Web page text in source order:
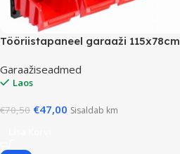
Tööriistapaneel garaaži 115x78cm
Garaažiseadmed
Laos
€70,50 €47,00 Sisaldab km